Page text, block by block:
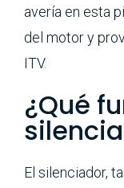
avería en esta
del motor y
ITV.
¿Qué
El silenciador,